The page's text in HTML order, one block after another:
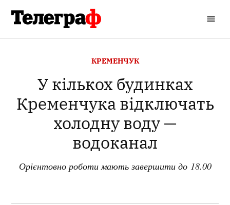
вмісту
Телеграф
ОПУБЛІКОВАНО
КРЕМЕНЧУК
У кількох будинках
Кременчука відключать
холодну воду —
водоканал
Орієнтовно роботи мають завершити до 18.00